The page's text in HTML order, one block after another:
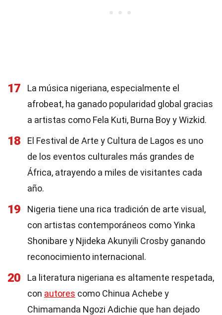
17
La música nigeriana, especialmente el
afrobeat, ha ganado popularidad global gracias
a artistas como Fela Kuti, Burna Boy y Wizkid.
18
El Festival de Arte y Cultura de Lagos es uno
de los eventos culturales más grandes de
África, atrayendo a miles de visitantes cada
año.
19
Nigeria tiene una rica tradición de arte visual,
con artistas contemporáneos como Yinka
Shonibare y Njideka Akunyili Crosby ganando
reconocimiento internacional.
20
La literatura nigeriana es altamente respetada,
con autores como Chinua Achebe y
Chimamanda Ngozi Adichie que han dejado